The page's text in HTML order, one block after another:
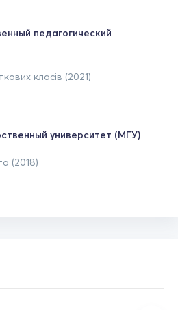
педагогический
класів (2021)
университет (МГУ)
(2018)